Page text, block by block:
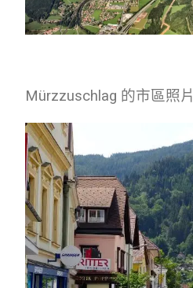
Mürzzuschlag 的市區照片